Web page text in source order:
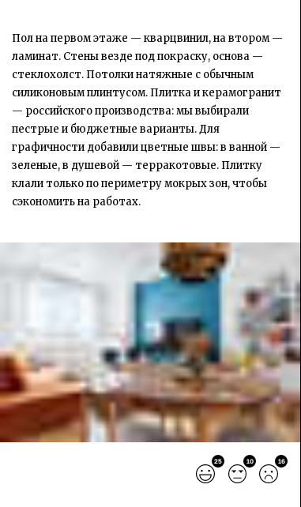
Пол на первом этаже — кварцвинил, на втором —
ламинат. Стены везде под покраску, основа —
стеклохолст. Потолки натяжные с обычным
силиконовым плинтусом. Плитка и керамогранит
— российского производства: мы выбирали
пестрые и бюджетные варианты. Для
графичности добавили цветные швы: в ванной —
зеленые, в душевой — терракотовые. Плитку
клали только по периметру мокрых зон, чтобы
сэкономить на работах.
25 10 16